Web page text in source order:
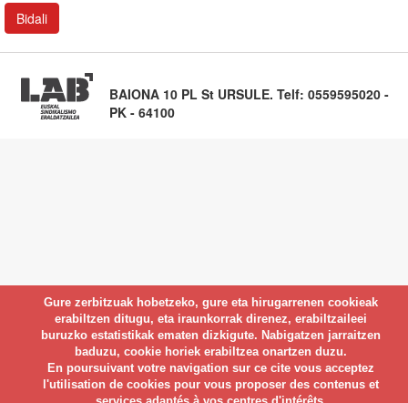
BAIONA 10 PL St URSULE. Telf: 0559595020 -
PK - 64100
Gure zerbitzuak hobetzeko, gure eta hirugarrenen cookieak
erabiltzen ditugu, eta iraunkorrak direnez, erabiltzaileei
buruzko estatistikak ematen dizkigute. Nabigatzen jarraitzen
baduzu, cookie horiek erabiltzea onartzen duzu.
En poursuivant votre navigation sur ce cite vous acceptez
l'utilisation de cookies pour vous proposer des contenus et